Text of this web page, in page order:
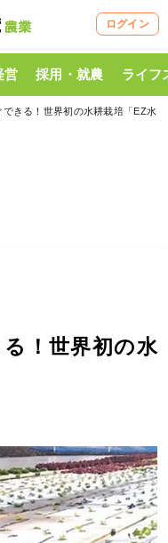
ログイン
営 採用・就農 ライフ
きる！世界初の水耕栽培「EZ水
！世界初の水